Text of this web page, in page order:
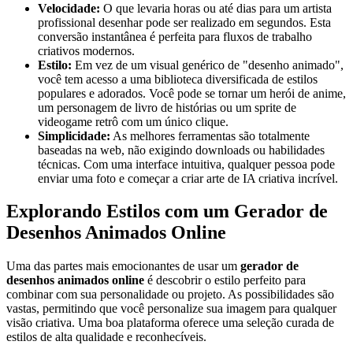
Velocidade: O que levaria horas ou até dias para um artista
profissional desenhar pode ser realizado em segundos. Esta
conversão instantânea é perfeita para fluxos de trabalho
criativos modernos.
Estilo: Em vez de um visual genérico de "desenho animado",
você tem acesso a uma biblioteca diversificada de estilos
populares e adorados. Você pode se tornar um herói de anime,
um personagem de livro de histórias ou um sprite de
videogame retrô com um único clique.
Simplicidade: As melhores ferramentas são totalmente
baseadas na web, não exigindo downloads ou habilidades
técnicas. Com uma interface intuitiva, qualquer pessoa pode
enviar uma foto e começar a criar arte de IA criativa incrível.
Explorando Estilos com um Gerador de
Desenhos Animados Online
Uma das partes mais emocionantes de usar um gerador de
desenhos animados online é descobrir o estilo perfeito para
combinar com sua personalidade ou projeto. As possibilidades são
vastas, permitindo que você personalize sua imagem para qualquer
visão criativa. Uma boa plataforma oferece uma seleção curada de
estilos de alta qualidade e reconhecíveis.